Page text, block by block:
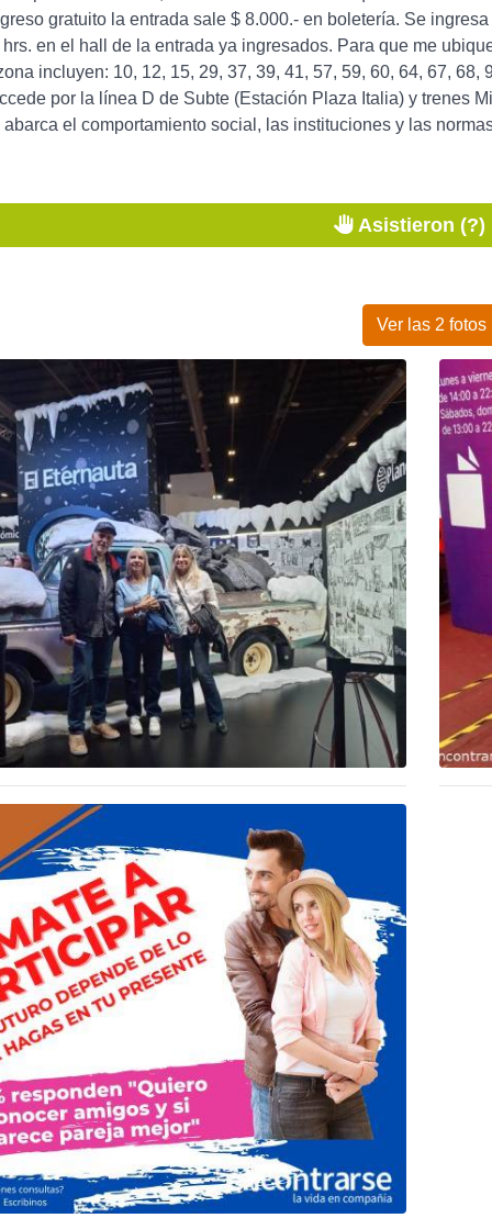
gratuito la entrada sale $ 8.000.- en boletería. Se
en el hall de la entrada ya ingresados. Para que me
incluyen: 10, 12, 15, 29, 37, 39, 41, 57, 59, 60, 64, 67, 68,
por la línea D de Subte (Estación Plaza Italia) y trenes
el comportamiento social, las instituciones y las
Asistieron (?)
Ver las 2 fotos